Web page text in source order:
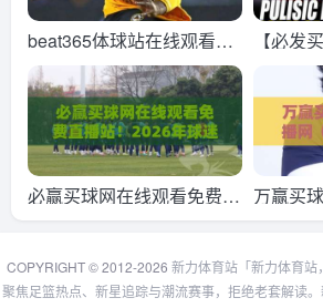
beat365体球站在线观看免
费直播站，2026年体育迷
必备的观赛神器！
【必发
直播站
迷必知
必赢买球网在线观看免费直
播站！2026年球迷必知的
五大观赛秘诀
万赢买
（万赢
网）：
势，你
COPYRIGHT © 2012-2026 新力体育站「新力体育站
聚焦足篮热点、新星追踪与潮流赛事，拒绝老套解读